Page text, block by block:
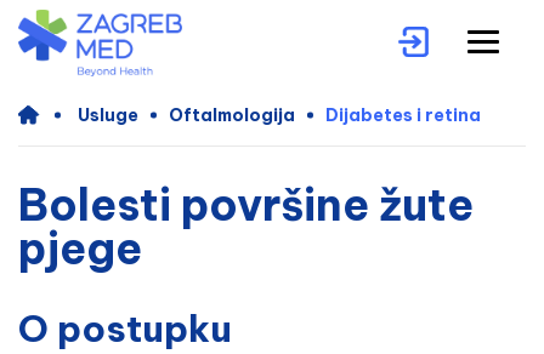
Usluge Oftalmologija Dijabetes i retina
Bolesti površine žute
pjege
O postupku